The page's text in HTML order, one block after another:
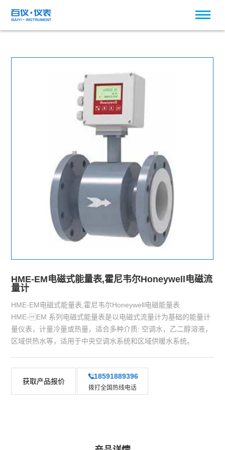
HME-EM电磁式能量表,霍尼韦尔Honeywell电磁流
量计
HME-EM电磁式能量表,霍尼韦尔Honeywell电磁能量表
HME-EM 系列电磁式能量表是以电磁式流量计为基础的能量计
量仪表，计量冷量或热量，适合多种介质: 空调水，乙二醇溶液，
区域供热水等，适用于中央空调水系统和区域供暖水系统。
获取产品报价
18591889396
拨打全国热线电话